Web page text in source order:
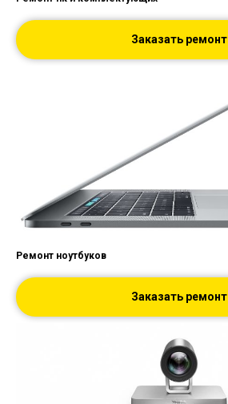
Заказать ремонт
Ремонт ноутбуков
Заказать ремонт